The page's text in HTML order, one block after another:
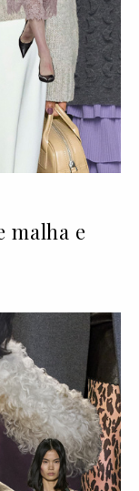
malha e